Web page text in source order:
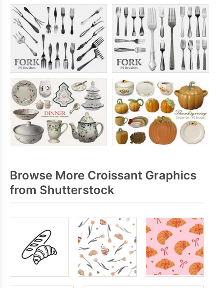
Browse More Croissant Graphics
from Shutterstock